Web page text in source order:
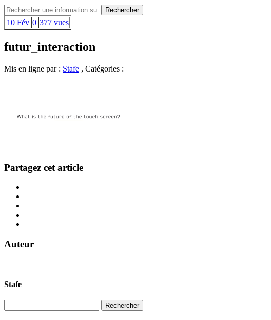
10 Fév 0 377 vues
futur_interaction
Mis en ligne par : Stafe , Catégories :
Partagez cet article
Auteur
Stafe